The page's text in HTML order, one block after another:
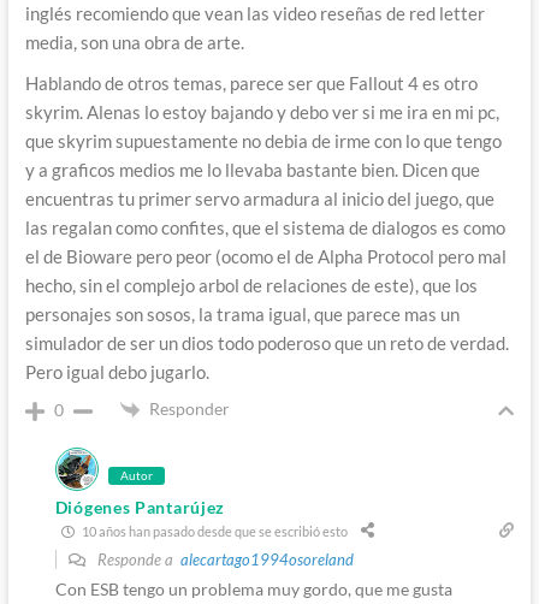
inglés recomiendo que vean las video reseñas de red letter
media, son una obra de arte.
Hablando de otros temas, parece ser que Fallout 4 es otro
skyrim. Alenas lo estoy bajando y debo ver si me ira en mi pc,
que skyrim supuestamente no debia de irme con lo que tengo
y a graficos medios me lo llevaba bastante bien. Dicen que
encuentras tu primer servo armadura al inicio del juego, que
las regalan como confites, que el sistema de dialogos es como
el de Bioware pero peor (ocomo el de Alpha Protocol pero mal
hecho, sin el complejo arbol de relaciones de este), que los
personajes son sosos, la trama igual, que parece mas un
simulador de ser un dios todo poderoso que un reto de verdad.
Pero igual debo jugarlo.
0 Responder
Autor
Diógenes Pantarújez
10 años han pasado desde que se escribió esto
Responde a alecartago1994osoreland
Con ESB tengo un problema muy gordo, que me gusta